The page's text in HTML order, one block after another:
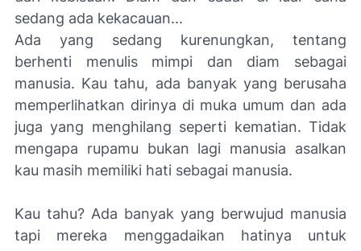
sedang ada kekacauan...
Ada yang sedang kurenungkan, tentang
berhenti menulis mimpi dan diam sebagai
manusia. Kau tahu, ada banyak yang berusaha
memperlihatkan dirinya di muka umum dan ada
juga yang menghilang seperti kematian. Tidak
mengapa rupamu bukan lagi manusia asalkan
kau masih memiliki hati sebagai manusia.
Kau tahu? Ada banyak yang berwujud manusia
tapi mereka menggadaikan hatinya untuk